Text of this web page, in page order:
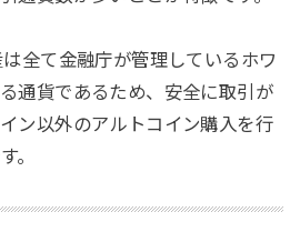
全て金融庁が管理しているホワ
通貨であるため、安全に取引が
ン以外のアルトコイン購入を行
。